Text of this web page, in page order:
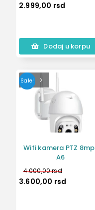
2.999,00 rsd
Dodaj u korpu
Sale!
Wifi kamera PTZ
A6
4.000,00rsd
3.600,00 rsd